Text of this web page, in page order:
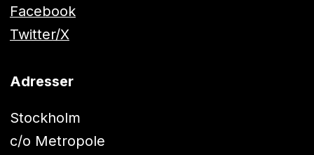
Facebook
Twitter/X
Adresser
Stockholm
c/o Metropole